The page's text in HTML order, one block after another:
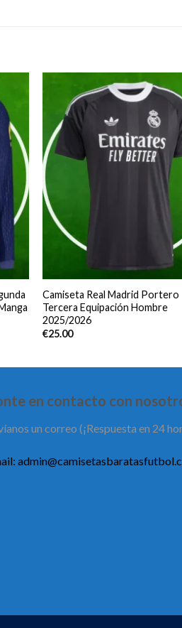
Camiseta Real Madrid Portero
Tercera Equipación Hombre
2025/2026
€25.00
en contacto con
un correo (¡Respuesta en 24